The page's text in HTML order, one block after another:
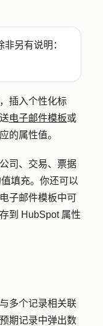
另有说明：
插入个性化标
电子邮件模板或
的属性值。
司、交易、票据
填充。你还可以
子邮件模板中可
到 HubSpot 属性
多个记录相关联
期记录中弹出数